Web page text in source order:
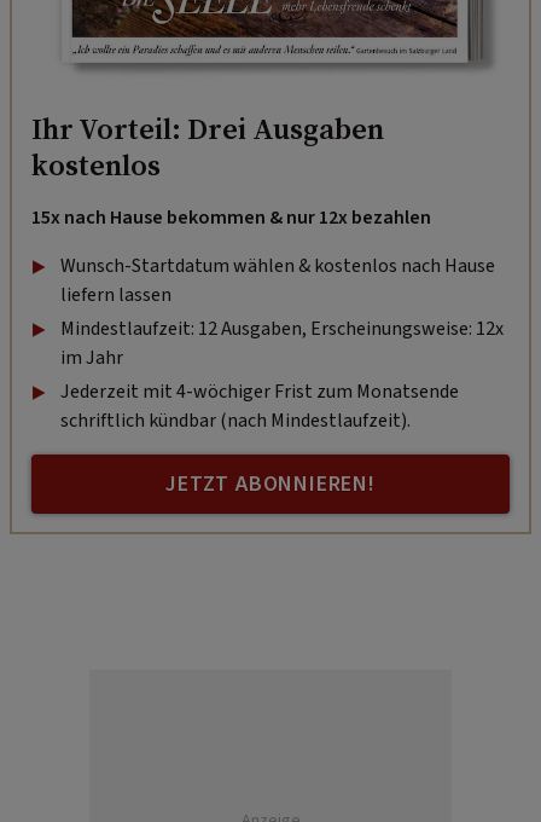
Ihr Vorteil: Drei Ausgaben
kostenlos
15x nach Hause bekommen & nur 12x bezahlen
Wunsch-Startdatum wählen & kostenlos nach Hause
liefern lassen
Mindestlaufzeit: 12 Ausgaben, Erscheinungsweise: 12x
im Jahr
Jederzeit mit 4-wöchiger Frist zum Monatsende
schriftlich kündbar (nach Mindestlaufzeit).
JETZT ABONNIEREN!